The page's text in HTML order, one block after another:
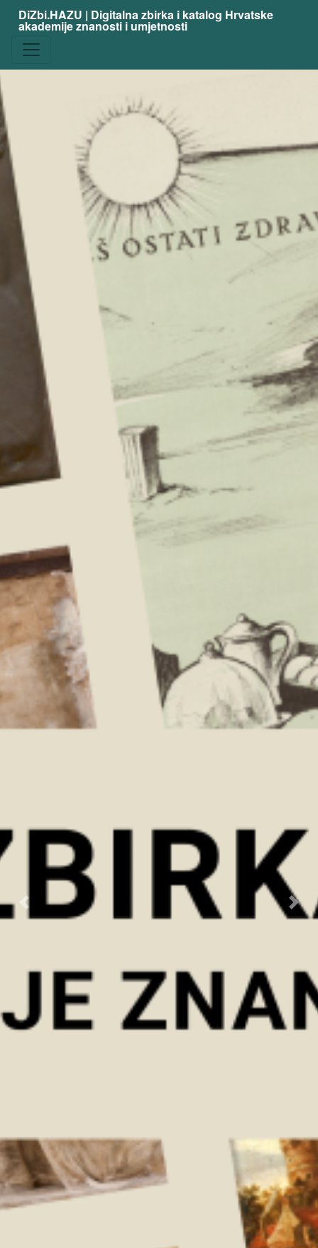
DiZbi.HAZU | Digitalna zbirka i katalog Hrvatske
akademije znanosti i umjetnosti
Previous Next